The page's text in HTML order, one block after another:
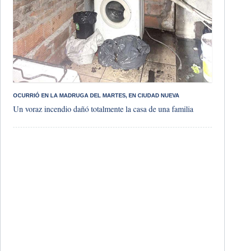
​OCURRIÓ EN LA MADRUGA DEL MARTES, EN CIUDAD NUEVA
Un voraz incendio dañó totalmente la casa de una familia